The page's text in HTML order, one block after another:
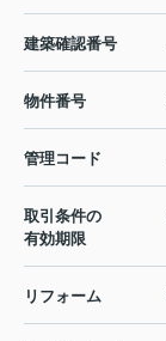
建築確認番号
物件番号
管理コード
取引条件の
有効期限
リフォーム